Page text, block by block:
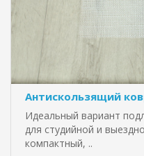
Антискользящий
Идеальный вариант
для студийной и
компактный, ..